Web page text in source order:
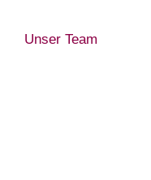
Unser Team